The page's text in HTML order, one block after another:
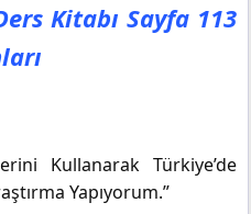
Kitabı Sayfa 113
Kullanarak Türkiye’de
Yapıyorum.”